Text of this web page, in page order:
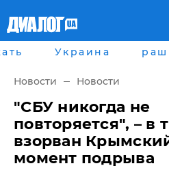
Главная
рассея
Мир
Беларусь
Военное обозрение
Наука и Техника
Экономика
Украина
Новости Новости
"СБУ никогда не
повторяется", – в
взорван
момент подрыва